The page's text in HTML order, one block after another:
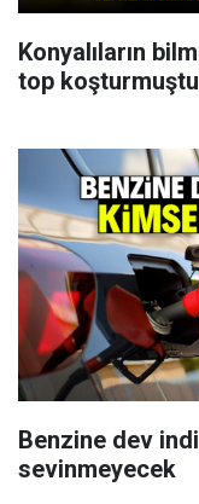
Konyalıların
top koşturmuştu
Benzine dev
sevinmeyecek